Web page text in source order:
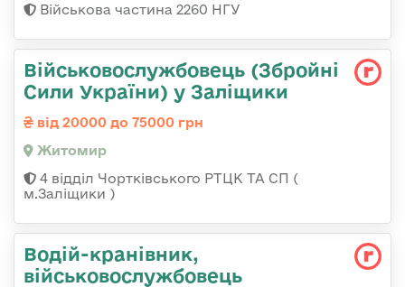
Військова частина 2260 НГУ
Військовослужбовець (Збройні
Сили України) у Заліщики
від 20000 до 75000 грн
Житомир
4 відділ Чортківського РТЦК ТА СП (
м.Заліщики )
Водій-кранівник,
військовослужбовець